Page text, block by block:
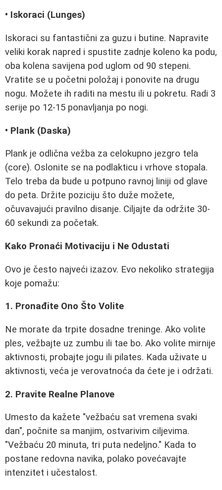
• Iskoraci (Lunges)
Iskoraci su fantastični za guzu i butine. Napravite
veliki korak napred i spustite zadnje koleno ka podu,
oba kolena savijena pod uglom od 90 stepeni.
Vratite se u početni položaj i ponovite na drugu
nogu. Možete ih raditi na mestu ili u pokretu. Radi 3
serije po 12-15 ponavljanja po nogi.
• Plank (Daska)
Plank je odlična vežba za celokupno jezgro tela
(core). Oslonite se na podlakticu i vrhove stopala.
Telo treba da bude u potpuno ravnoj liniji od glave
do peta. Držite poziciju što duže možete,
očuvavajući pravilno disanje. Ciljajte da održite 30-
60 sekundi za početak.
Kako Pronaći Motivaciju i Ne Odustati
Ovo je često najveći izazov. Evo nekoliko strategija
koje pomažu:
1. Pronađite Ono Što Volite
Ne morate da trpite dosadne treninge. Ako volite
ples, vežbajte uz zumbu ili tae bo. Ako volite mirnije
aktivnosti, probajte jogu ili pilates. Kada uživate u
aktivnosti, veća je verovatnoća da ćete je i održati.
2. Pravite Realne Planove
Umesto da kažete "vežbaću sat vremena svaki
dan", počnite sa manjim, ostvarivim ciljevima.
"Vežbaću 20 minuta, tri puta nedeljno." Kada to
postane redovna navika, polako povećavajte
intenzitet i učestalost.